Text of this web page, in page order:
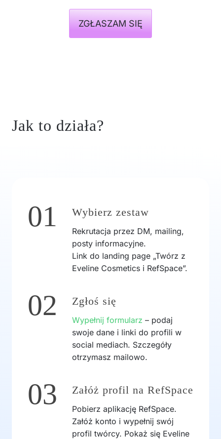
ZGŁASZAM SIĘ
Jak to działa?
01 Wybierz zestaw
Rekrutacja przez DM, mailing,
posty informacyjne.
Link do landing page „Twórz z
Eveline Cosmetics i RefSpace”.
02 Zgłoś się
Wypełnij formularz – podaj
swoje dane i linki do profili w
social mediach. Szczegóły
otrzymasz mailowo.
03 Załóż profil na RefSpace
Pobierz aplikację RefSpace.
Załóż konto i wypełnij swój
profil twórcy. Pokaż się Eveline